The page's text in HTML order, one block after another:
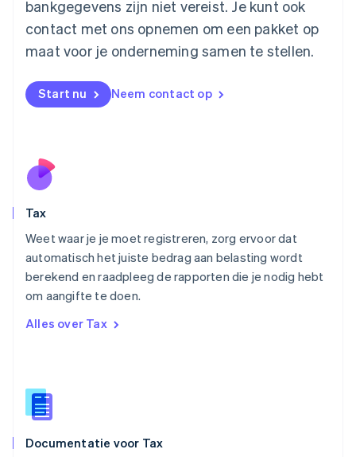
bankgegevens zijn niet vereist. Je kunt ook
contact met ons opnemen om een pakket op
maat voor je onderneming samen te stellen.
Start nu Neem contact op
Tax
Weet waar je je moet registreren, zorg ervoor dat
automatisch het juiste bedrag aan belasting wordt
berekend en raadpleeg de rapporten die je nodig hebt
om aangifte te doen.
Alles over Tax
Documentatie voor Tax
English简体中文
Malta
English
Mexico
Nederland
NederlandsEnglish
English
Oostenrijk
English
Portugal
English
Roemenië
English
Singapore
English 简体中文
English
Spanje
Thailand